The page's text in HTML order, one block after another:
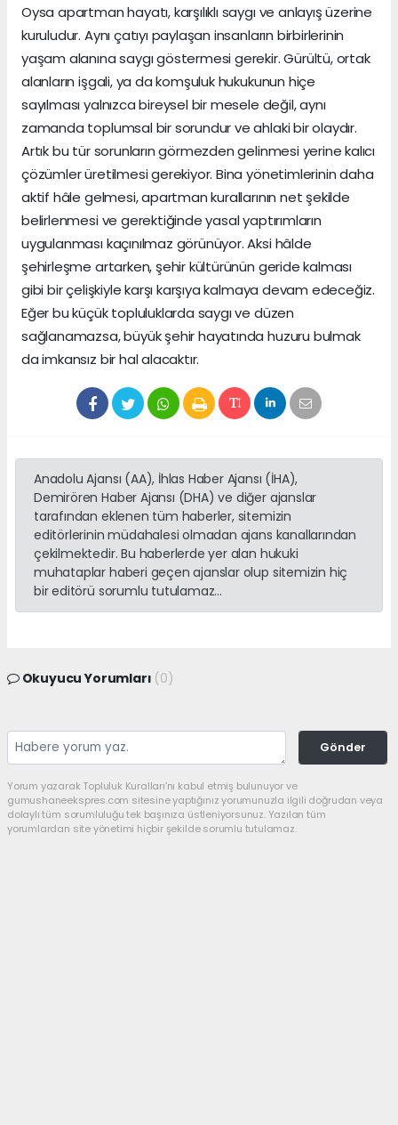
Oysa apartman hayatı, karşılıklı saygı ve anlayış üzerine
kuruludur. Aynı çatıyı paylaşan insanların birbirlerinin
yaşam alanına saygı göstermesi gerekir. Gürültü, ortak
alanların işgali, ya da komşuluk hukukunun hiçe
sayılması yalnızca bireysel bir mesele değil, aynı
zamanda toplumsal bir sorundur ve ahlaki bir olaydır.
Artık bu tür sorunların görmezden gelinmesi yerine kalıcı
çözümler üretilmesi gerekiyor. Bina yönetimlerinin daha
aktif hâle gelmesi, apartman kurallarının net şekilde
belirlenmesi ve gerektiğinde yasal yaptırımların
uygulanması kaçınılmaz görünüyor. Aksi hâlde
şehirleşme artarken, şehir kültürünün geride kalması
gibi bir çelişkiyle karşı karşıya kalmaya devam edeceğiz.
Eğer bu küçük topluluklarda saygı ve düzen
sağlanamazsa, büyük şehir hayatında huzuru bulmak
da imkansız bir hal alacaktır.
Anadolu Ajansı (AA), İhlas Haber Ajansı (İHA),
Demirören Haber Ajansı (DHA) ve diğer ajanslar
tarafından eklenen tüm haberler, sitemizin
editörlerinin müdahalesi olmadan ajans kanallarından
çekilmektedir. Bu haberlerde yer alan hukuki
muhataplar haberi geçen ajanslar olup sitemizin hiç
bir editörü sorumlu tutulamaz...
Okuyucu Yorumları (0)
Gönder
Yorum yazarak Topluluk Kuralları’nı kabul etmiş bulunuyor ve
gumushaneekspres.com sitesine yaptığınız yorumunuzla ilgili doğrudan veya
dolaylı tüm sorumluluğu tek başınıza üstleniyorsunuz. Yazılan tüm
yorumlardan site yönetimi hiçbir şekilde sorumlu tutulamaz.